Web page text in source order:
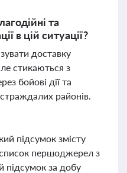
та
в цій ситуації?
доставку
стикаються з
бойові дії та
районів.
підсумок змісту
першоджерел з
підсумок за добу